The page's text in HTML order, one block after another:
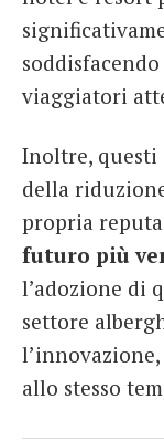
viaggiatori
Inoltre, questi
della
propria
futuro più
l’adozione di
settore
allo stesso